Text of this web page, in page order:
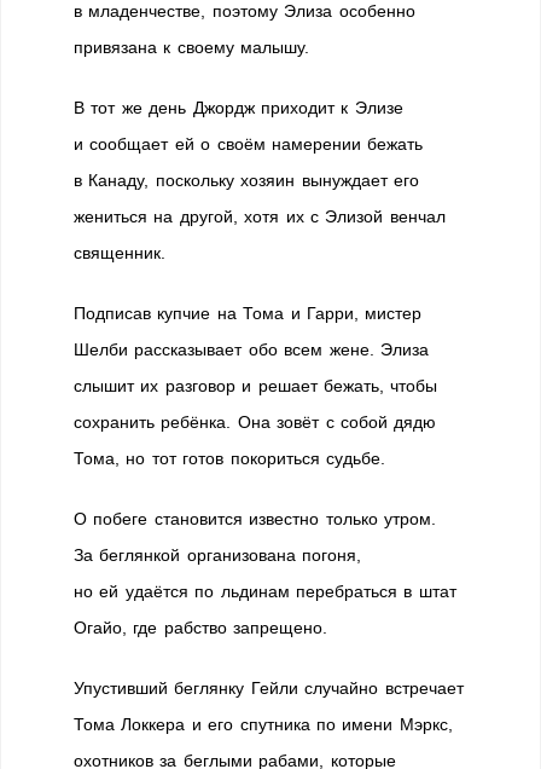
в младенчестве, поэтому Элиза особенно
привязана к своему малышу.
В тот же день Джордж приходит к Элизе
и сообщает ей о своём намерении бежать
в Канаду, поскольку хозяин вынуждает его
жениться на другой, хотя их с Элизой венчал
священник.
Подписав купчие на Тома и Гарри, мистер
Шелби рассказывает обо всем жене. Элиза
слышит их разговор и решает бежать, чтобы
сохранить ребёнка. Она зовёт с собой дядю
Тома, но тот готов покориться судьбе.
О побеге становится известно только утром.
За беглянкой организована погоня,
но ей удаётся по льдинам перебраться в штат
Огайо, где рабство запрещено.
Упустивший беглянку Гейли случайно встречает
Тома Локкера и его спутника по имени Мэркс,
охотников за беглыми рабами, которые